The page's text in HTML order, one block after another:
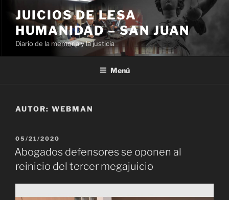
contenido
JUICIOS DE LESA
HUMANIDAD – SAN JUAN
Diario de la memoria y la justicia
Menú
AUTOR: WEBMAN
PUBLICADO
EL
05/21/2020
Abogados defensores se oponen al
reinicio del tercer megajuicio